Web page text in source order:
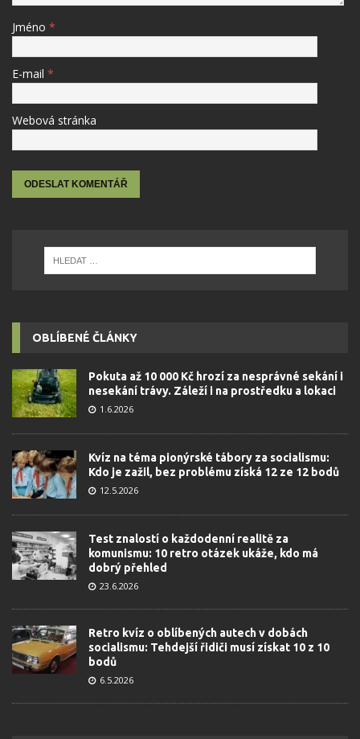
Jméno *
E-mail *
Webová stránka
OBLÍBENÉ ČLÁNKY
Pokuta až 10 000 Kč hrozí za nesprávné sekání i
nesekání trávy. Záleží i na prostředku a lokaci
1.6.2026
Kvíz na téma pionýrské tábory za socialismu:
Kdo je zažil, bez problému získá 12 ze 12 bodů
12.5.2026
Test znalostí o každodenní realitě za
komunismu: 10 retro otázek ukáže, kdo má
dobrý přehled
23.6.2026
Retro kvíz o oblíbených autech v dobách
socialismu: Tehdejší řidiči musí získat 10 z 10
bodů
6.5.2026